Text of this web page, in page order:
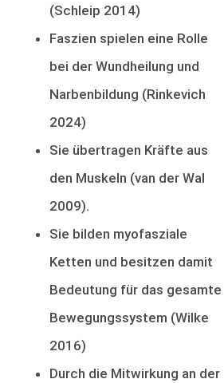
(Schleip 2014)
Faszien spielen eine Rolle
bei der Wundheilung und
Narbenbildung (Rinkevich
2024)
Sie übertragen Kräfte aus
den Muskeln (van der Wal
2009).
Sie bilden myofasziale
Ketten und besitzen damit
Bedeutung für das gesamte
Bewegungssystem (Wilke
2016)
Durch die Mitwirkung an der